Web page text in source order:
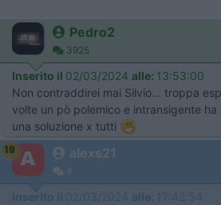
Pedro2
3925
Inserito il 02/03/2024 alle: 13:53:00
Non contraddirei mai Silvio... troppa
volte un pò polemico e intransigente
una soluzione x tutti
19 alexs21
4
Inserito il 02/03/2024 alle: 17:42:54